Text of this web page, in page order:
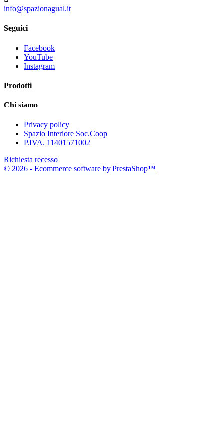
info@spazionagual.it
Seguici
Facebook
YouTube
Instagram
Prodotti
Chi siamo
Privacy policy
Spazio Interiore Soc.Coop
P.IVA. 11401571002
Richiesta recesso
© 2026 - Ecommerce software by PrestaShop™